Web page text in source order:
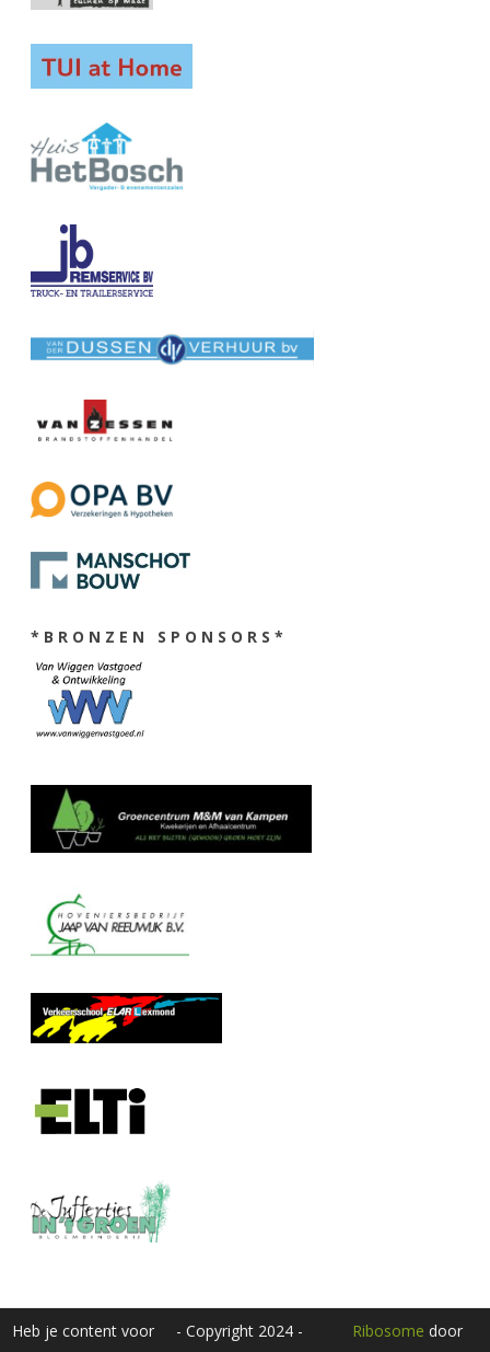
* B R O N Z E N S P O N S O R S *
Heb je content voor
- Copyright 2024 - Ribosome door